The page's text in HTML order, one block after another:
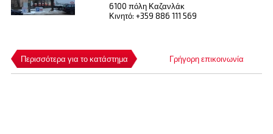
Περισσότερα για το κατάστημα Γρήγορη επικοινωνία
6100 πόλη Καζανλάκ
Κινητό: +359 886 111 569